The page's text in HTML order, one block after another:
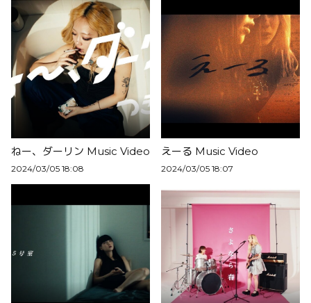
ねー、ダーリン Music Video
2024/03/05 18:08
えーる Music Video
2024/03/05 18:07